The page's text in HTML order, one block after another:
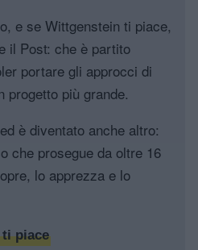
e se Wittgenstein ti piace,
il Post: che è partito
portare gli approcci di
progetto più grande.
è diventato anche altro:
che prosegue da oltre 16
lo apprezza e lo
piace